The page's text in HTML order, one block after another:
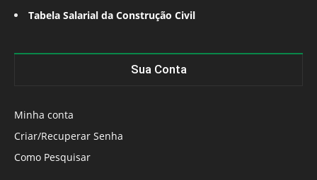
Tabela Salarial da Construção Civil
Sua Conta
Minha conta
Criar/Recuperar Senha
Como Pesquisar